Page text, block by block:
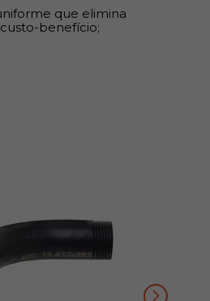
que elimina
benefício;